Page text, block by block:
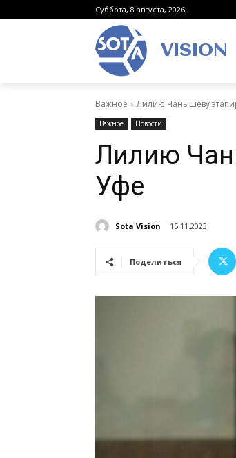
Суббота, 8 августа, 2026
VISION
Важное Лилию Чанышеву
Важное Новости
Лилию
Уфе
Sota Vision 15.11.2023
Поделиться